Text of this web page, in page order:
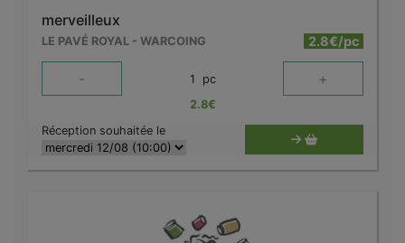
merveilleux
LE PAVÉ ROYAL - WARCOING 2.8€/pc
- 1 pc +
2.8€
Réception souhaitée le